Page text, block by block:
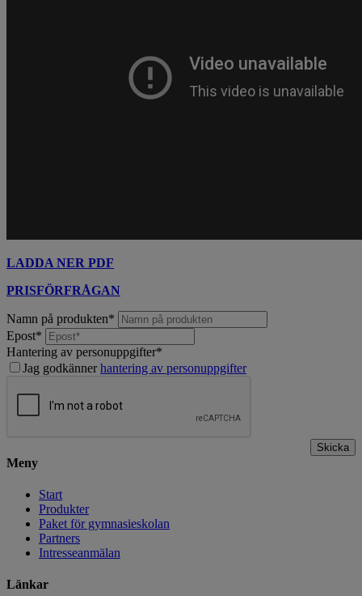
LADDA NER PDF
PRISFÖRFRÅGAN
Namn på produkten*
Epost*
Hantering av personuppgifter*
Jag godkännerhantering av personuppgifter
Skicka
Meny
Start
Produkter
Paket för gymnasieskolan
Partners
Intresseanmälan
Länkar